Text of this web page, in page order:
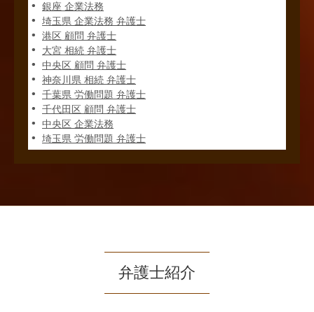
銀座 企業法務
埼玉県 企業法務 弁護士
港区 顧問 弁護士
大宮 相続 弁護士
中央区 顧問 弁護士
神奈川県 相続 弁護士
千葉県 労働問題 弁護士
千代田区 顧問 弁護士
中央区 企業法務
埼玉県 労働問題 弁護士
弁護士紹介